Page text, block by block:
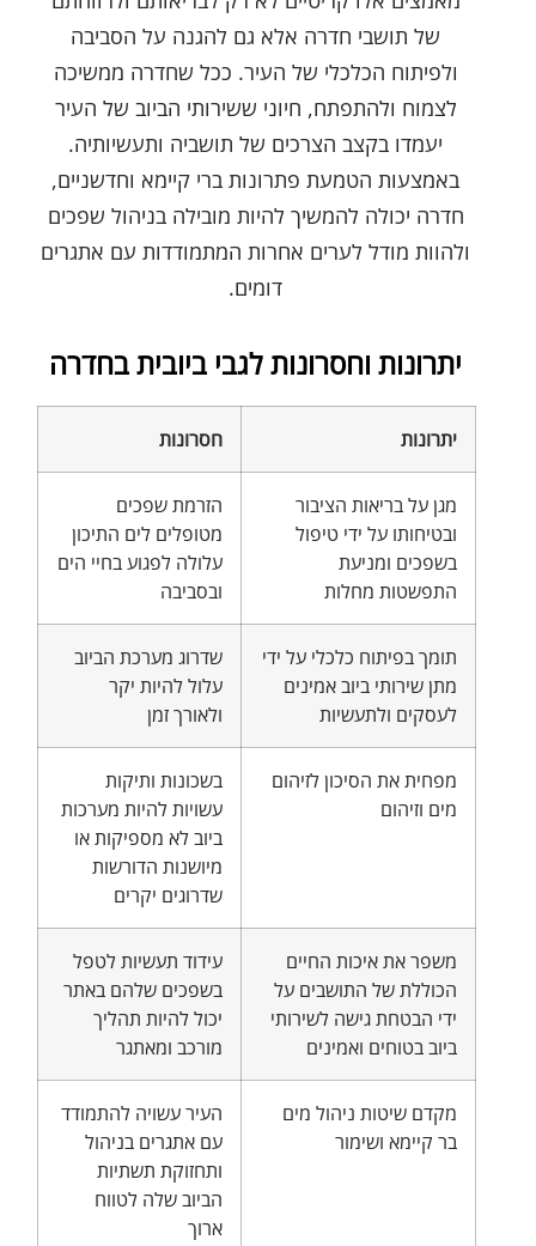
של תושבי חדרה אלא גם להגנה על הסביבה
ולפיתוח הכלכלי של העיר. ככל שחדרה ממשיכה
לצמוח ולהתפתח, חיוני ששירותי הביוב של העיר
יעמדו בקצב הצרכים של תושביה ותעשיותיה.
באמצעות הטמעת פתרונות ברי קיימא וחדשניים,
חדרה יכולה להמשיך להיות מובילה בניהול שפכים
ולהוות מודל לערים אחרות המתמודדות עם אתגרים
דומים.
יתרונות וחסרונות לגבי ביובית בחדרה
יתרונות חסרונות
מגן על בריאות הציבור
ובטיחותו על ידי טיפול
בשפכים ומניעת
התפשטות מחלות
הזרמת שפכים
מטופלים לים התיכון
עלולה לפגוע בחיי הים
ובסביבה
תומך בפיתוח כלכלי על ידי
מתן שירותי ביוב אמינים
לעסקים ולתעשיות
שדרוג מערכת הביוב
עלול להיות יקר
ולאורך זמן
מפחית את הסיכון לזיהום
מים וזיהום
בשכונות ותיקות
עשויות להיות מערכות
ביוב לא מספיקות או
מיושנות הדורשות
שדרוגים יקרים
משפר את איכות החיים
הכוללת של התושבים על
ידי הבטחת גישה לשירותי
ביוב בטוחים ואמינים
עידוד תעשיות לטפל
בשפכים שלהם באתר
יכול להיות תהליך
מורכב ומאתגר
מקדם שיטות ניהול מים
בר קיימא ושימור
העיר עשויה להתמודד
עם אתגרים בניהול
ותחזוקת תשתיות
הביוב שלה לטווח
ארוך